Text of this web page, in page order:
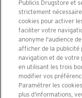
Nous recrutons pour les
Conditions
Politique de
Publicis Drugstore et
strictement
cookies pour activer
faciliter votre
anonyme l'audience
afficher de la publicité
navigation et de votre
en utilisant les trois
modifier vos
Paramétrer les
plus d'informations,